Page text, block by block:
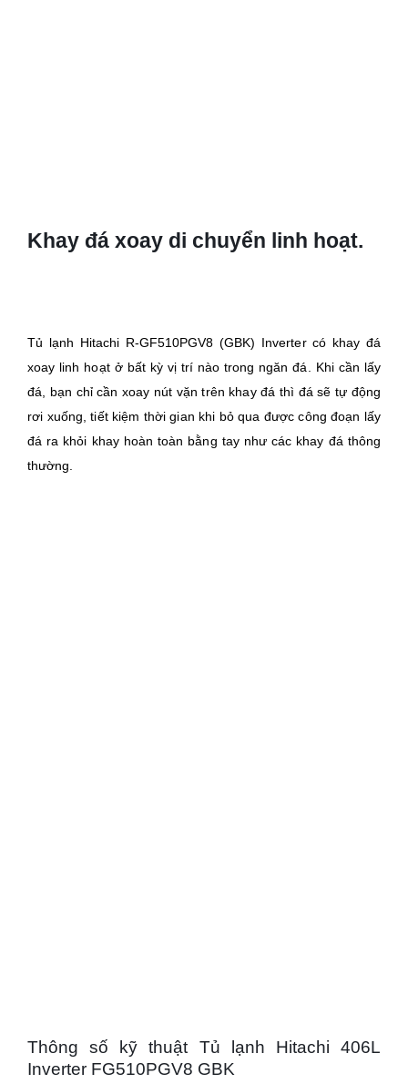
Khay đá xoay di chuyển linh hoạt.
Tủ lạnh Hitachi R-GF510PGV8 (GBK) Inverter có khay đá
xoay linh hoạt ở bất kỳ vị trí nào trong ngăn đá. Khi cần lấy
đá, bạn chỉ cần xoay nút vặn trên khay đá thì đá sẽ tự động
rơi xuống, tiết kiệm thời gian khi bỏ qua được công đoạn lấy
đá ra khỏi khay hoàn toàn bằng tay như các khay đá thông
thường.
Thông số kỹ thuật Tủ lạnh Hitachi 406L
Inverter FG510PGV8 GBK